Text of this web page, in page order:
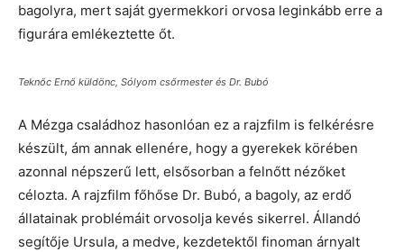
bagolyra, mert saját gyermekkori orvosa leginkább erre a
figurára emlékeztette őt.
Teknőc Ernő küldönc, Sólyom csőrmester és Dr. Bubó
A Mézga családhoz hasonlóan ez a rajzfilm is felkérésre
készült, ám annak ellenére, hogy a gyerekek körében
azonnal népszerű lett, elsősorban a felnőtt nézőket
célozta. A rajzfilm főhőse Dr. Bubó, a bagoly, az erdő
állatainak problémáit orvosolja kevés sikerrel. Állandó
segítője Ursula, a medve, kezdetektől finoman árnyalt